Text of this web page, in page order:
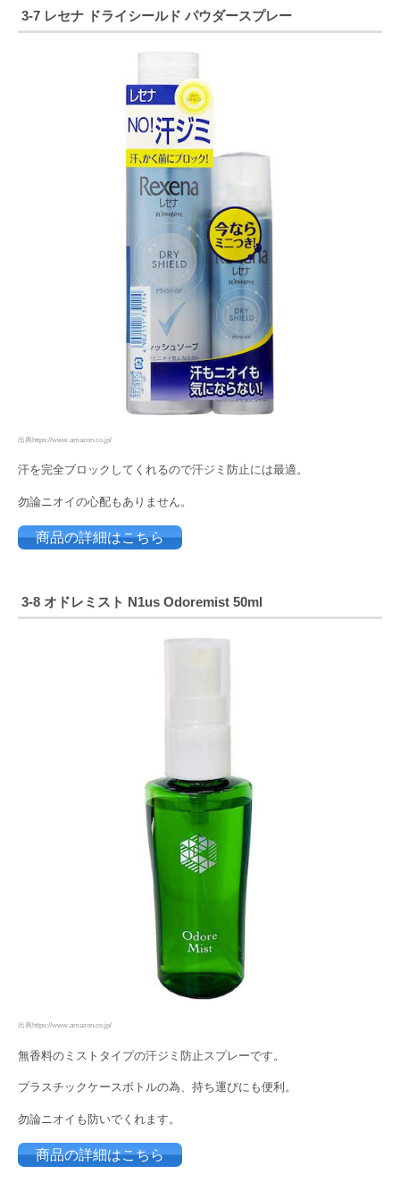
3-7 レセナ ドライシールド パウダースプレー
出典https://www.amazon.co.jp/
汗を完全ブロックしてくれるので汗ジミ防止には最適。
勿論ニオイの心配もありません。
商品の詳細はこちら
3-8 オドレミスト N1us Odoremist 50ml
出典https://www.amazon.co.jp/
無香料のミストタイプの汗ジミ防止スプレーです。
プラスチックケースボトルの為、持ち運びにも便利。
勿論ニオイも防いでくれます。
商品の詳細はこちら